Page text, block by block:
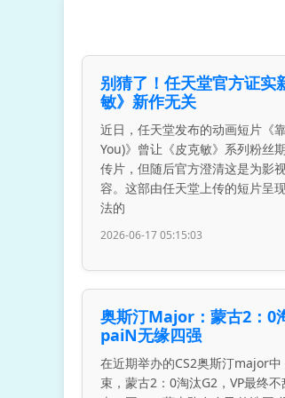
别猜了！任天堂官方证实
敏》新作无关
近日，任天堂发布的动画短片《
You)》曾让《皮克敏》系列粉丝
传片，但随后官方澄清这是为影
容。这部由任天堂上传的短片呈
法的
2026-06-17 05:15:03
奥斯汀Major：蒙古2：0
paiN无缘四强
在近期举办的CS2奥斯汀major
束，蒙古2：0淘汰G2，VP最终